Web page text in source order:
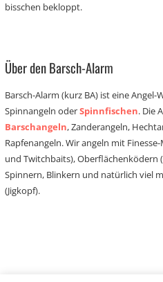
bisschen bekloppt.
Über den Barsch-Alarm
Barsch-Alarm (kurz BA) ist eine
Spinnangeln oderSpinnfischen. Die
Barschangeln, Zanderangeln,
Rapfenangeln. Wir angeln mit
und Twitchbaits), Oberflächenködern
Spinnern, Blinkern und natürlich viel
(Jigkopf).